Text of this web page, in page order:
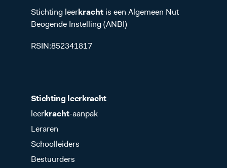
Stichting leerkrachtis een Algemeen Nut
Beogende Instelling (ANBI)
RSIN:852341817
Stichting leerkracht
leerkracht-aanpak
Leraren
Schoolleiders
Bestuurders